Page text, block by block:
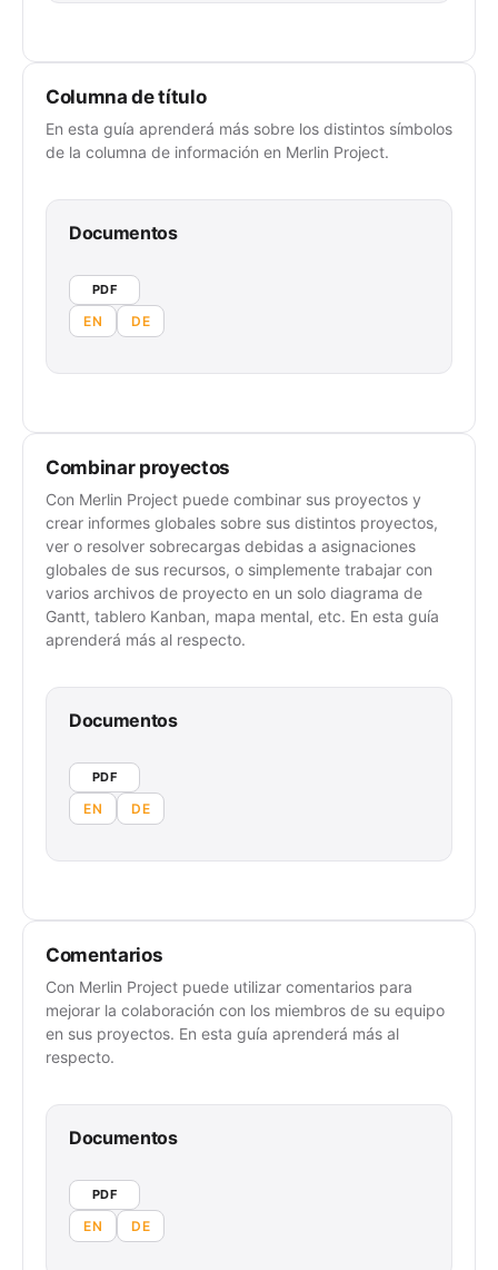
Columna de título
En esta guía aprenderá más sobre los distintos símbolos
de la columna de información en Merlin Project.
Documentos
PDF
EN DE
Combinar proyectos
Con Merlin Project puede combinar sus proyectos y
crear informes globales sobre sus distintos proyectos,
ver o resolver sobrecargas debidas a asignaciones
globales de sus recursos, o simplemente trabajar con
varios archivos de proyecto en un solo diagrama de
Gantt, tablero Kanban, mapa mental, etc. En esta guía
aprenderá más al respecto.
Documentos
PDF
EN DE
Comentarios
Con Merlin Project puede utilizar comentarios para
mejorar la colaboración con los miembros de su equipo
en sus proyectos. En esta guía aprenderá más al
respecto.
Documentos
PDF
EN DE